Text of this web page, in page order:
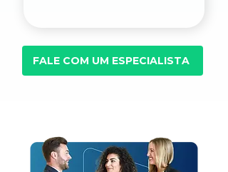
FALE COM UM ESPECIALISTA